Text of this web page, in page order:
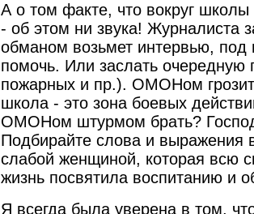
А о том факте, что вокруг школы
- об этом ни звука! Журналиста
обманом возьмет интервью,
помочь. Или заслать
пожарных и пр.). ОМОНом
школа - это зона боевых
ОМОНом штурмом брать?
Подбирайте слова и выражения
слабой женщиной, которая всю
жизнь посвятила воспитанию и
Я всегда была уверена в том,